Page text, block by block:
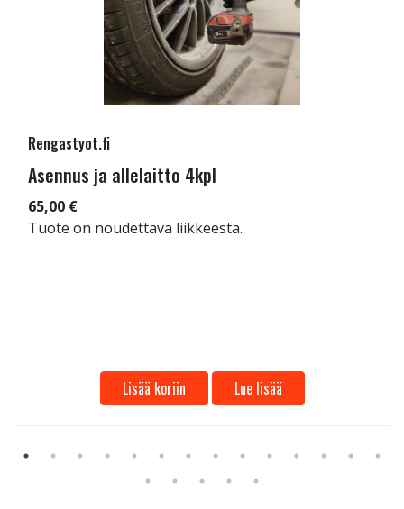
Rengastyot.fi
Asennus ja allelaitto 4kpl
65,00 €
Tuote on noudettava liikkeestä.
Lisää koriin Lue lisää